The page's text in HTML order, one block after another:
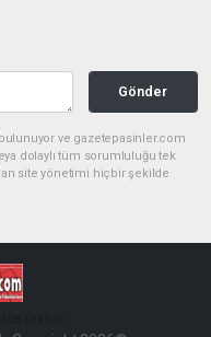
Gönder
ve gazetepasinler.com
dolaylı tüm sorumluluğu tek
site yönetimi hiçbir şekilde